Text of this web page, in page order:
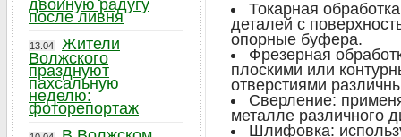
Токарная
деталей с
опорные буфера.
Фрезерная
плоскими или
отверстиями
Сверление:
металле различного
Шлифовка:
двойную радугу
после ливня
13.04
Жители
Волжского
празднуют
пахсальную
неделю:
фоторепортаж